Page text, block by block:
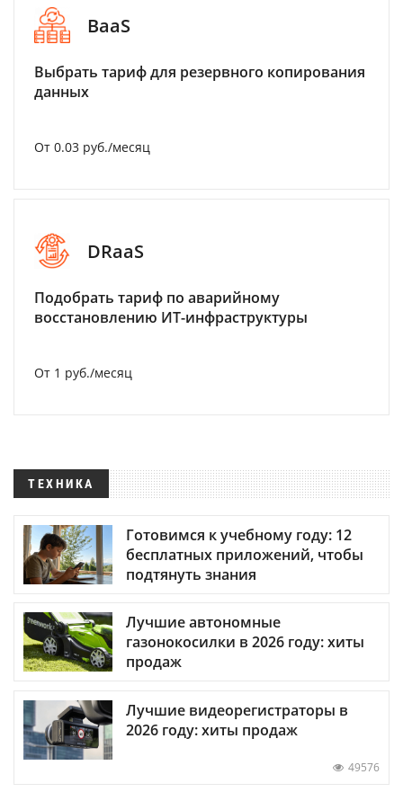
BaaS
Выбрать тариф для резервного копирования
данных
От 0.03 руб./месяц
DRaaS
Подобрать тариф по аварийному
восстановлению ИТ-инфраструктуры
От 1 руб./месяц
ТЕХНИКА
Готовимся к учебному году: 12
бесплатных приложений, чтобы
подтянуть знания
Лучшие автономные
газонокосилки в 2026 году: хиты
продаж
Лучшие видеорегистраторы в
2026 году: хиты продаж
49576